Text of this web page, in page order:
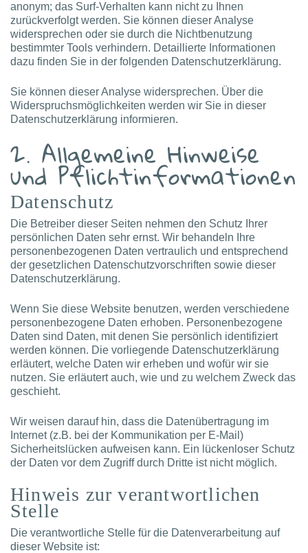
anonym; das Surf-Verhalten kann nicht zu Ihnen
zurückverfolgt werden. Sie können dieser Analyse
widersprechen oder sie durch die Nichtbenutzung
bestimmter Tools verhindern. Detaillierte Informationen
dazu finden Sie in der folgenden Datenschutzerklärung.
Sie können dieser Analyse widersprechen. Über die
Widerspruchsmöglichkeiten werden wir Sie in dieser
Datenschutzerklärung informieren.
2. Allgemeine Hinweise
und Pflichtinformationen
Datenschutz
Die Betreiber dieser Seiten nehmen den Schutz Ihrer
persönlichen Daten sehr ernst. Wir behandeln Ihre
personenbezogenen Daten vertraulich und entsprechend
der gesetzlichen Datenschutzvorschriften sowie dieser
Datenschutzerklärung.
Wenn Sie diese Website benutzen, werden verschiedene
personenbezogene Daten erhoben. Personenbezogene
Daten sind Daten, mit denen Sie persönlich identifiziert
werden können. Die vorliegende Datenschutzerklärung
erläutert, welche Daten wir erheben und wofür wir sie
nutzen. Sie erläutert auch, wie und zu welchem Zweck das
geschieht.
Wir weisen darauf hin, dass die Datenübertragung im
Internet (z.B. bei der Kommunikation per E-Mail)
Sicherheitslücken aufweisen kann. Ein lückenloser Schutz
der Daten vor dem Zugriff durch Dritte ist nicht möglich.
Hinweis zur verantwortlichen
Stelle
Die verantwortliche Stelle für die Datenverarbeitung auf
dieser Website ist: